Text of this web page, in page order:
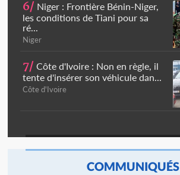
6/ Niger : Frontière Bénin-Niger,
les conditions de Tiani pour sa
ré...
Niger
7/ Côte d'Ivoire : Non en règle, il
tente d'insérer son véhicule dan...
Côte d'Ivoire
COMMUNIQUÉS